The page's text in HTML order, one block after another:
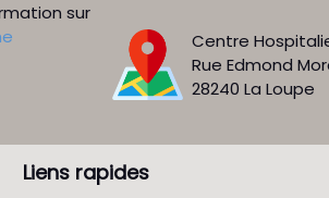
sur
Centre
Rue Edmond
28240 La Loupe
Liens rapides